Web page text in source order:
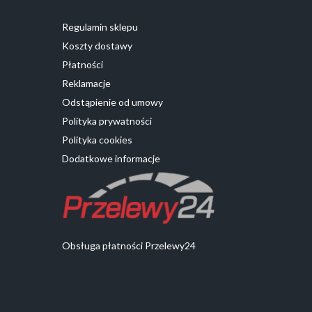
Regulamin sklepu
Koszty dostawy
Płatności
Reklamacje
Odstąpienie od umowy
Polityka prywatności
Polityka cookies
Dodatkowe informacje
Obsługa płatności Przelewy24